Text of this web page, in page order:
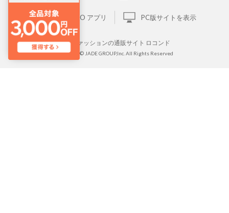
LOCONDO アプリ PC版サイトを表示
靴とファッションの通販サイト ロコンド
Copyright © JADE GROUP,Inc. All Rights Reserved